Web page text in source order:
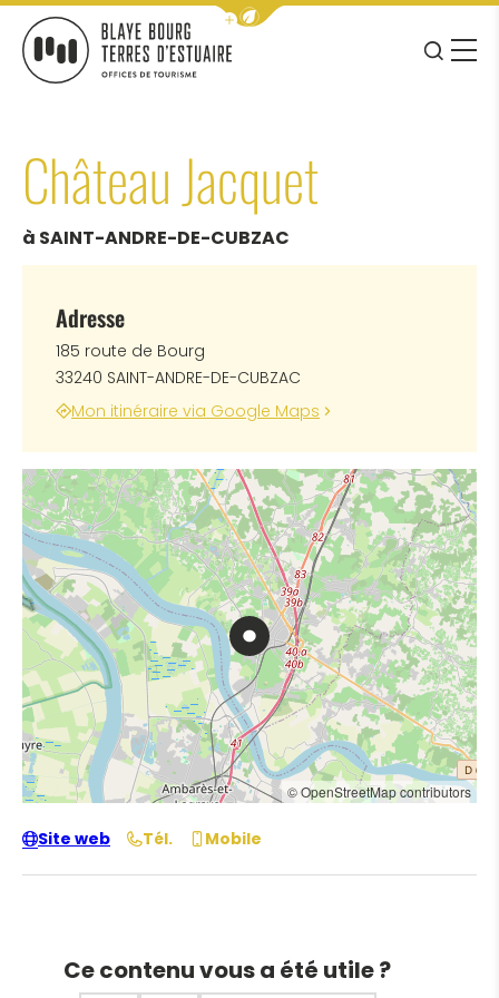
Afficher la barre de navigation
JE
MENU
Château Jacquet
à SAINT-ANDRE-DE-CUBZAC
Adresse
185 route de Bourg
33240 SAINT-ANDRE-DE-CUBZAC
Mon itinéraire via Google Maps
© OpenStreetMap contributors
Site web Tél. Mobile
Ce contenu vous a été utile ?